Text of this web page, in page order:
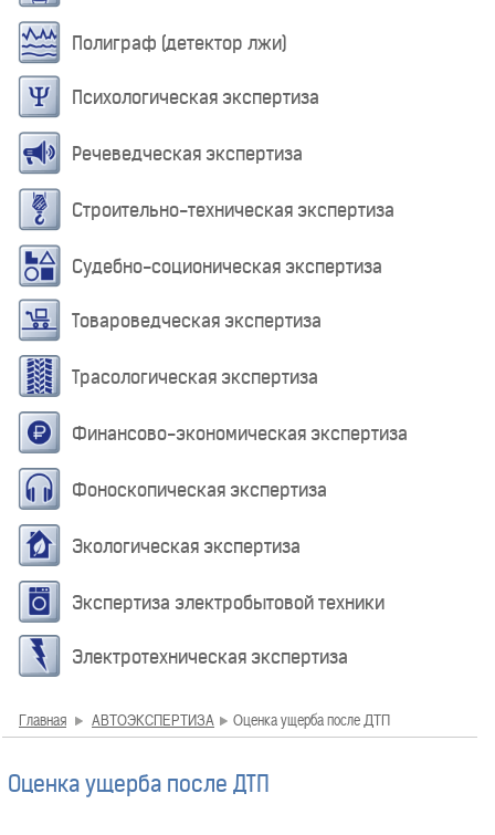
Полиграф (детектор лжи)
Психологическая экспертиза
Речеведческая экспертиза
Строительно-техническая экспертиза
Судебно-соционическая экспертиза
Товароведческая экспертиза
Трасологическая экспертиза
Финансово-экономическая экспертиза
Фоноскопическая экспертиза
Экологическая экспертиза
Экспертиза электробытовой техники
Электротехническая экспертиза
Главная АВТОЭКСПЕРТИЗА Оценка ущерба после ДТП
Оценка ущерба после ДТП